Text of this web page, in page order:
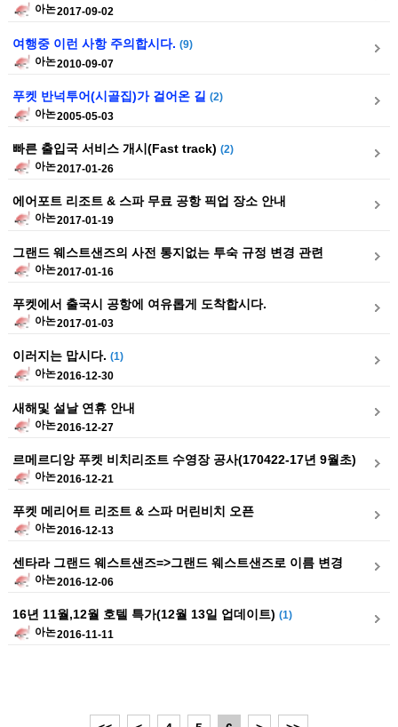
아논2017-09-02
여행중 이런 사항 주의합시다. (9)
아논2010-09-07
푸켓 반넉투어(시골집)가 걸어온 길 (2)
아논2005-05-03
빠른 출입국 서비스 개시(Fast track) (2)
아논2017-01-26
에어포트 리조트 & 스파 무료 공항 픽업 장소 안내
아논2017-01-19
그랜드 웨스트샌즈의 사전 통지없는 투숙 규정 변경 관련
아논2017-01-16
푸켓에서 출국시 공항에 여유롭게 도착합시다.
아논2017-01-03
이러지는 맙시다. (1)
아논2016-12-30
새해및 설날 연휴 안내
아논2016-12-27
르메르디앙 푸켓 비치리조트 수영장 공사(170422-17년 9월초)
아논2016-12-21
푸켓 메리어트 리조트 & 스파 머린비치 오픈
아논2016-12-13
센타라 그랜드 웨스트샌즈=>그랜드 웨스트샌즈로 이름 변경
아논2016-12-06
16년 11월,12월 호텔 특가(12월 13일 업데이트) (1)
아논2016-11-11